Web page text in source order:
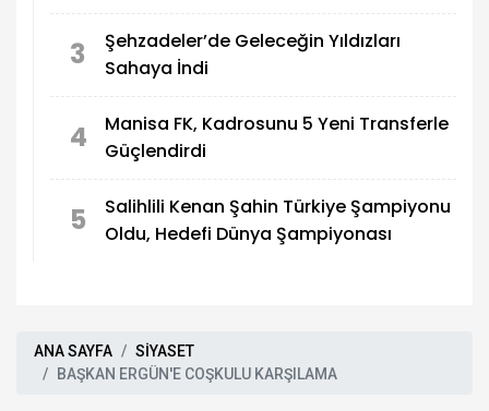
3
Şehzadeler’de Geleceğin Yıldızları
Sahaya İndi
4
Manisa FK, Kadrosunu 5 Yeni Transferle
Güçlendirdi
5
Salihlili Kenan Şahin Türkiye Şampiyonu
Oldu, Hedefi Dünya Şampiyonası
ANA SAYFA
SİYASET
BAŞKAN ERGÜN'E COŞKULU KARŞILAMA